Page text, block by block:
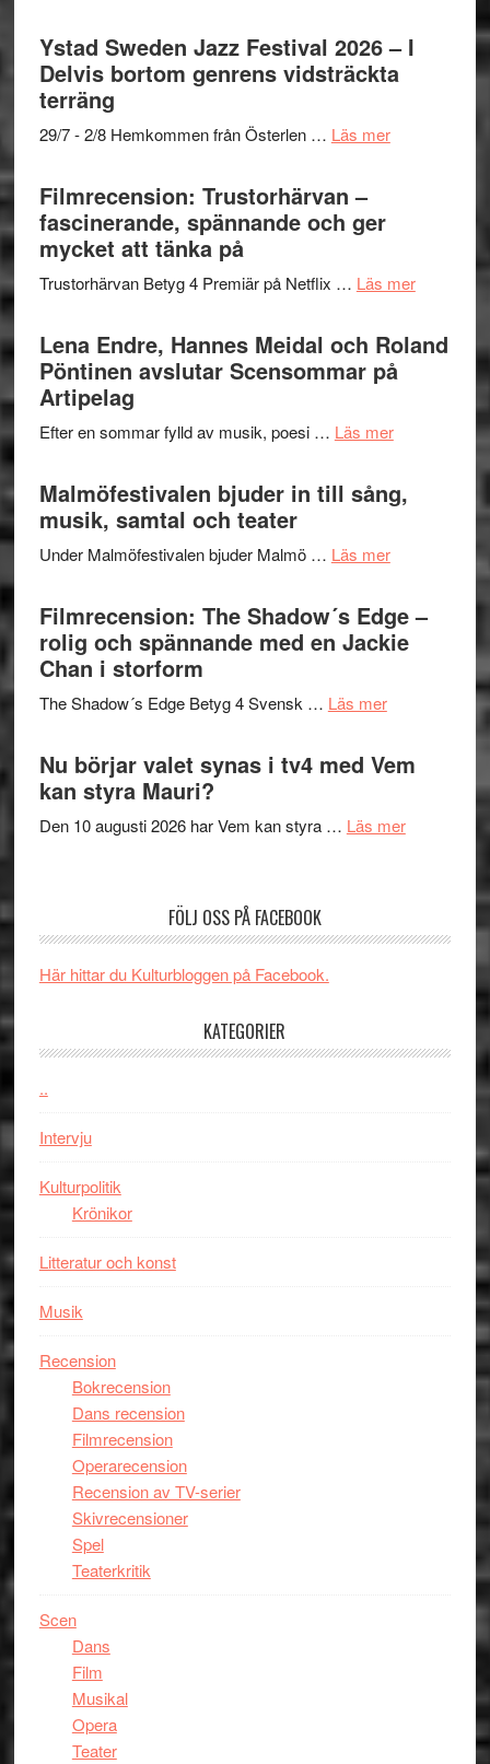
Mulder
och
Dana
Det
grönaste
gräset
en
hjärtevarm
Ystad Sweden Jazz Festival 2026 – I
Delvis bortom genrens vidsträckta
terräng
29/7 - 2/8 Hemkommen från Österlen … Läs merom
–
Delvis
bortom
terräng
Filmrecension: Trustorhärvan –
fascinerande, spännande och ger
mycket att tänka på
Trustorhärvan Betyg 4 Premiär på Netflix … Läs merom
–
Lena Endre, Hannes Meidal och Roland
Pöntinen avslutar Scensommar på
Artipelag
Efter en sommar fylld av musik, poesi … Läs merom
Hannes
Pöntinen
avslutar
Malmöfestivalen bjuder in till sång,
musik, samtal och teater
Under Malmöfestivalen bjuder Malmö … Läs merom
in
till
och
Filmrecension: The Shadow´s Edge –
rolig och spännande med en Jackie
Chan i storform
The Shadow´s Edge Betyg 4 Svensk … Läs merom
Filmrecension:
Shadow
Edge
spännande
Nu börjar valet synas i tv4 med Vem
kan styra Mauri?
Den 10 augusti 2026 har Vem kan styra … Läs merom
kan
FÖLJ OSS PÅ FACEBOOK
Här hittar du Kulturbloggen på Facebook.
KATEGORIER
..
Intervju
Kulturpolitik
Krönikor
Litteratur och konst
Musik
Recension
Bokrecension
Dans recension
Filmrecension
Operarecension
Recension av TV-serier
Skivrecensioner
Spel
Teaterkritik
Scen
Dans
Film
Musikal
Opera
Teater